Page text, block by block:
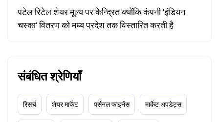
पटेल रिटेल शेयर मूल्य पर केन्द्रित क्योंकि कंपनी 'इंडियन
चस्का' वितरण को मध्य प्रदेश तक विस्तारित करती है
संबंधित श्रेणियाँ
रिसर्च शेयर मार्केट पर्सनल फाइनेंस मार्केट अपडेट्स